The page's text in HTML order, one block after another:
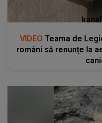
VIDEO Teama de
români să renunțe la